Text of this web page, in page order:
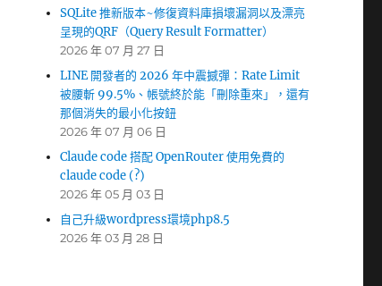
SQLite 推新版本~修復資料庫損壞漏洞以及漂亮
呈現的QRF（Query Result Formatter）
2026 年 07 月 27 日
LINE 開發者的 2026 年中震撼彈：Rate Limit
被腰斬 99.5%、帳號終於能「刪除重來」，還有
那個消失的最小化按鈕
2026 年 07 月 06 日
Claude code 搭配 OpenRouter 使用免費的
claude code (?)
2026 年 05 月 03 日
自己升級wordpress環境php8.5
2026 年 03 月 28 日